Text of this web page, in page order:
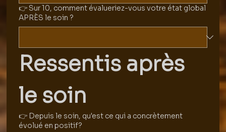
👉 Sur 10, comment évalueriez-vous votre état global
APRÈS le soin ?
Ressentis après
le soin
👉 Depuis le soin, qu'est ce qui a concrètement
évolué en positif?